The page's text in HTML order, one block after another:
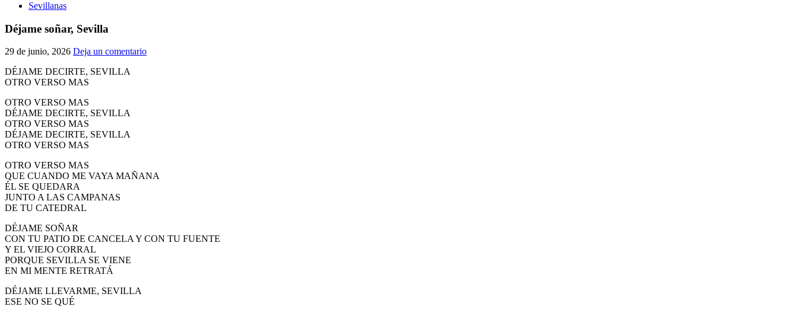
Sevillanas
Déjame soñar, Sevilla
29 de junio, 2026 Deja un comentario
DÉJAME DECIRTE, SEVILLA
OTRO VERSO MAS
OTRO VERSO MAS
DÉJAME DECIRTE, SEVILLA
OTRO VERSO MAS
DÉJAME DECIRTE, SEVILLA
OTRO VERSO MAS
OTRO VERSO MAS
QUE CUANDO ME VAYA MAÑANA
ÉL SE QUEDARA
JUNTO A LAS CAMPANAS
DE TU CATEDRAL
DÉJAME SOÑAR
CON TU PATIO DE CANCELA Y CON TU FUENTE
Y EL VIEJO CORRAL
PORQUE SEVILLA SE VIENE
EN MI MENTE RETRATÁ
DÉJAME LLEVARME, SEVILLA
ESE NO SE QUÉ